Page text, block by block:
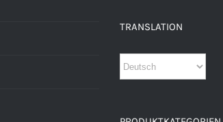
TRANSLATION